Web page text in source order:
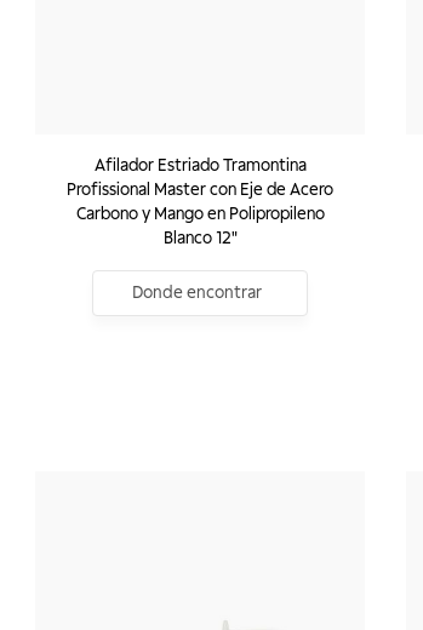
Afilador Estriado Tramontina
Profissional Master con Eje de Acero
Carbono y Mango en Polipropileno
Blanco 12"
Donde encontrar